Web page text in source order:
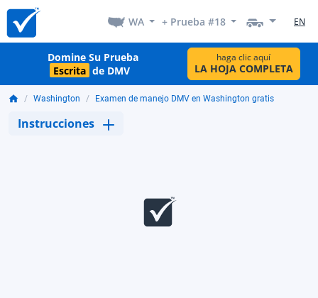
WA + Prueba #18 EN
Domine Su Prueba
Escrita de DMV
haga clic aquí
LA HOJA COMPLETA
Washington Examen de manejo DMV en Washington gratis
Instrucciones